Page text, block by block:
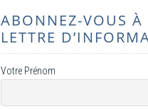
ABONNEZ-VOUS À
LETTRE
Votre Prénom